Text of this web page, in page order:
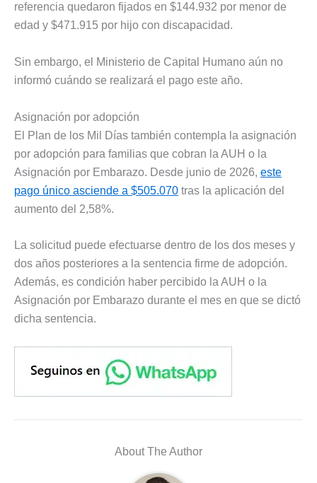
referencia quedaron fijados en $144.932 por menor de
edad y $471.915 por hijo con discapacidad.
Sin embargo, el Ministerio de Capital Humano aún no
informó cuándo se realizará el pago este año.
Asignación por adopción
El Plan de los Mil Días también contempla la asignación
por adopción para familias que cobran la AUH o la
Asignación por Embarazo. Desde junio de 2026, este
pago único asciende a $505.070 tras la aplicación del
aumento del 2,58%.
La solicitud puede efectuarse dentro de los dos meses y
dos años posteriores a la sentencia firme de adopción.
Además, es condición haber percibido la AUH o la
Asignación por Embarazo durante el mes en que se dictó
dicha sentencia.
About The Author